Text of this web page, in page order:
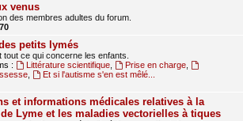
venus
des membres adultes du forum.
petits lymés
tout ce qui concerne les enfants.
:
Littérature scientifique, Prise en charge,
Et si l'autisme s'en est mêlé...
et informations médicales relatives à la
Lyme et les maladies vectorielles à tiques